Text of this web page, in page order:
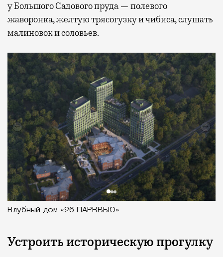
у Большого Садового пруда — полевого
жаворонка, желтую трясогузку и чибиса, слушать
малиновок и соловьев.
Клубный дом «26 ПАРКВЬЮ»
Устроить историческую прогулку